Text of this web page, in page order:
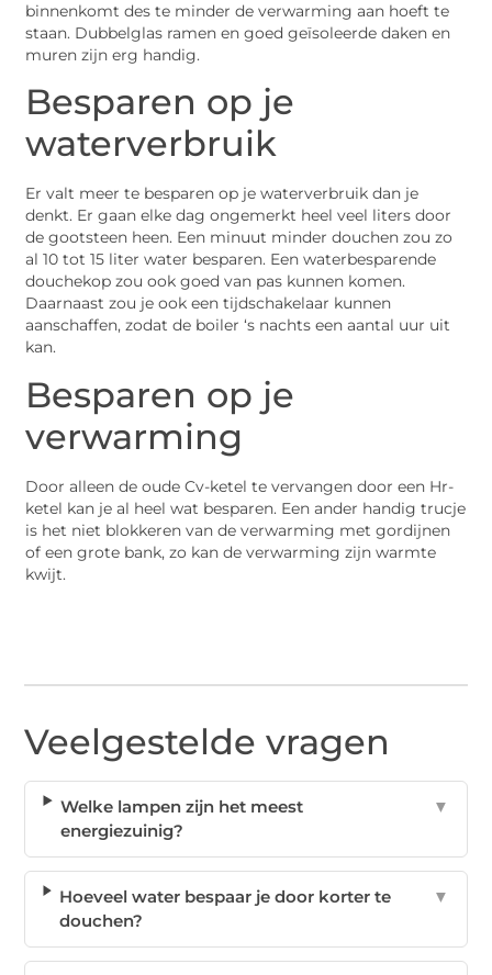
binnenkomt des te minder de verwarming aan hoeft te
staan. Dubbelglas ramen en goed geïsoleerde daken en
muren zijn erg handig.
Besparen op je
waterverbruik
Er valt meer te besparen op je waterverbruik dan je
denkt. Er gaan elke dag ongemerkt heel veel liters door
de gootsteen heen. Een minuut minder douchen zou zo
al 10 tot 15 liter water besparen. Een waterbesparende
douchekop zou ook goed van pas kunnen komen.
Daarnaast zou je ook een tijdschakelaar kunnen
aanschaffen, zodat de boiler ‘s nachts een aantal uur uit
kan.
Besparen op je
verwarming
Door alleen de oude Cv-ketel te vervangen door een Hr-
ketel kan je al heel wat besparen. Een ander handig trucje
is het niet blokkeren van de verwarming met gordijnen
of een grote bank, zo kan de verwarming zijn warmte
kwijt.
Veelgestelde vragen
Welke lampen zijn het meest
energiezuinig?
▼
Hoeveel water bespaar je door korter te
douchen?
▼